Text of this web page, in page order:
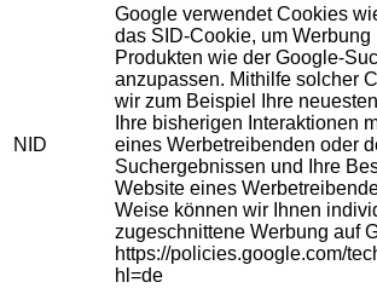
NID
Google verwendet Cookies
das SID-Cookie, um Werbung
Produkten wie der Google-
anzupassen. Mithilfe solcher
wir zum Beispiel Ihre
Ihre bisherigen Interaktionen
eines Werbetreibenden oder
Suchergebnissen und Ihre
Website eines
Weise können wir Ihnen
zugeschnittene Werbung auf
https://policies.google.com/
hl=de